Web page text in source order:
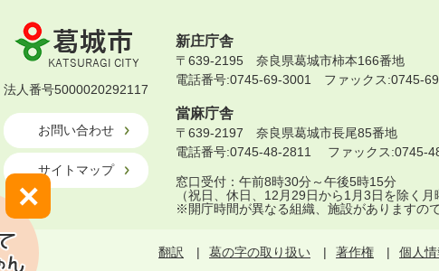
葛
城
市
KATSURAGI
CITY
法人番号5000020292117
お問い合わせ
サイトマップ
新庄庁舎
〒639-2195 奈良県葛城市柿本166番地
電話番号:0745-69-3001 ファックス:0745-
當麻庁舎
〒639-2197 奈良県葛城市長尾85番地
電話番号:0745-48-2811 ファックス:0745-
窓口受付：午前8時30分～午後5時15分
（祝日、休日、12月29日から1月3日を除く月
※開庁時間が異なる組織、施設がありますの
翻訳 葛の字の取り扱い 著作権 個人
×